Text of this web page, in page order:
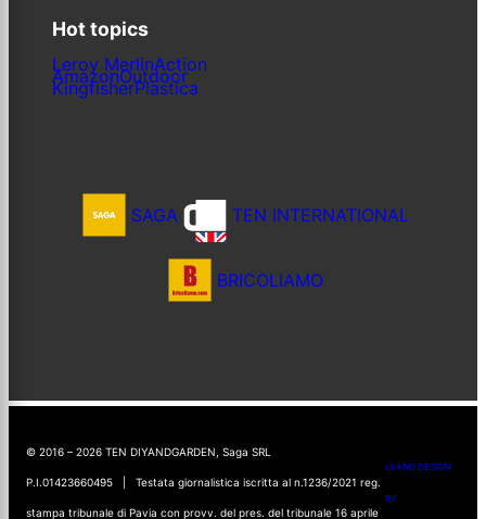
Hot topics
Leroy MerlinAction
AmazonOutdoor
KingfisherPlastica
SAGA TEN INTERNATIONAL
BRICOLIAMO
© 2016 – 2026 TEN DIYANDGARDEN, Saga SRL
P.I.01423660495 | Testata giornalistica iscritta al n.1236/2021 reg.
stampa tribunale di Pavia con provv. del pres. del tribunale 16 aprile
UI AND DESIGN
BY